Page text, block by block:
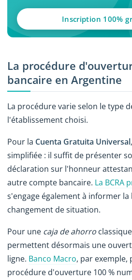
Inscription 100%
La procédure
bancaire en Argentine
La procédure varie selon le type
l'établissement choisi.
Pour la Cuenta Gratuita Universal
simplifiée : il suffit de présenter
déclaration sur l'honneur
autre compte bancaire. La BCRA
s'engage également à informer
changement de situation.
Pour une caja de ahorro
permettent désormais une
ligne. Banco Macro, par exemple,
procédure d'ouverture 100 %